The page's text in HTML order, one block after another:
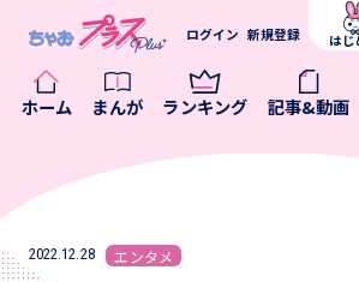
ホーム まんが ランキング 記事&動画
ログイン 新規登録 はじ
2022.12.28 エンタメ